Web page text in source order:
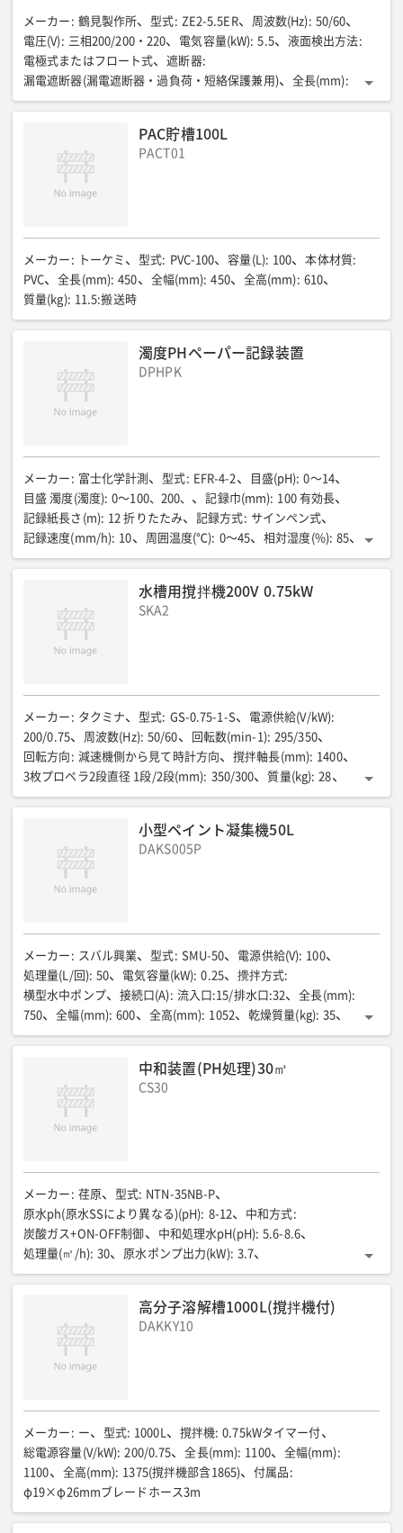
メーカー : 鶴見製作所 型式: ZE2-5.5ER 周波数(Hz): 50/60
電圧(V): 三相200/200・220 電気容量(kW): 5.5 液面検出方法:
電極式またはフロート式
遮断器:
漏電遮断器(漏電遮断器・過負荷・短絡保護兼用)
全長(mm):
507
全幅(mm): 215 全高(mm): 730 質量(kg): ー
PAC貯槽100L
PACT01
メーカー : トーケミ 型式: PVC-100 容量(L): 100 本体材質:
PVC
全長(mm): 450 全幅(mm): 450 全高(mm): 610
質量(kg): 11.5:搬送時
濁度PHペーパー記録装置
DPHPK
メーカー : 富士化学計測 型式: EFR-4-2 目盛(pH): 0〜14
目盛 濁度(濁度): 0〜100、200、 記録巾(mm): 100 有効長
記録紙長さ(m): 12 折りたたみ 記録方式: サインペン式
記録速度(mm/h): 10 周囲温度(℃): 0〜45 相対湿度(%): 85
消費電力(VA): 7.5 電源(V): 100 全長(mm): 150 全幅(mm):
水槽用撹拌機200V 0.75kW
SKA2
メーカー : タクミナ 型式: GS-0.75-1-S 電源供給(V/kW):
200/0.75
周波数(Hz): 50/60 回転数(min-1): 295/350
回転方向 : 減速機側から見て時計方向 撹拌軸長(mm): 1400
3枚プロペラ2段直径 1段/2段(mm): 350/300 質量(kg): 28
設置水槽目安(m3): 5.3
小型ペイント凝集機50L
DAKS005P
メーカー : スバル興業 型式: SMU-50 電源供給(V): 100
処理量(L/回): 50 電気容量(kW): 0.25 攪拌方式:
横型水中ポンプ
接続口(A): 流入口:15/排水口:32 全長(mm):
750
全幅(mm): 600 全高(mm): 1052 乾燥質量(kg): 35
運転質量(kg): 約85
中和装置(PH処理)30㎥
CS30
メーカー : 荏原 型式: NTN-35NB-P
原水ph(原水SSにより異なる)(pH): 8-12 中和方式:
炭酸ガス+ON-OFF制御
中和処理水pH(pH): 5.6-8.6
処理量(㎥/h): 30 原水ポンプ出力(kW): 3.7
炭酸ガス気化器出力(W): 1200 放流ポンプ出力(kW): 3.7
炭酸ガスボンベ集合装置:
ガス取り30kgボンベ5本
全長(mm)
流入口:80/放流口:150
本体以外 必要商品②: 原水ポンプ3インチ3.7kW
本体以外 必要商品③ :
放流ポンプ3インチ3.7kW(自然放流の場合は無し)
本体以外 必要商品④: 放流槽ノッチタンク(推奨サイズ5㎥程度、
本体以外 必要商品⑤: 現場によって要不要判断)
高分子溶解槽1000L(撹拌機付)
DAKKY10
メーカー : ー 型式: 1000L 撹拌機: 0.75kWタイマー付
総電源容量(V/kW): 200/0.75 全長(mm): 1100 全幅(mm):
1100
全高(mm): 1375(撹拌機部含1865) 付属品 :
φ19×φ26mmブレードホース3m